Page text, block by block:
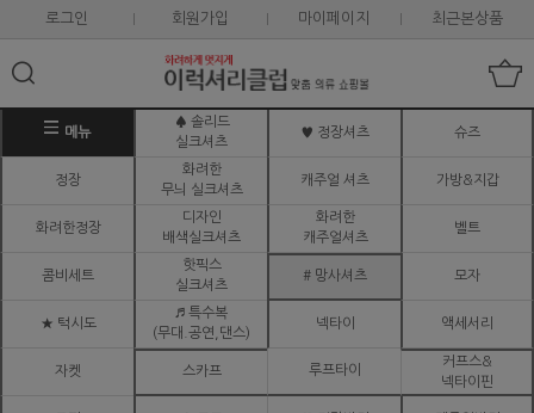
로그인 회원가입 마이페이지 최근본상품
메뉴
♠ 솔리드
실크셔츠
♥ 정장셔츠 슈즈
정장
화려한
무늬 실크셔츠
캐주얼 셔츠 가방&지갑
화려한정장
디자인
배색실크셔츠
화려한
캐주얼셔츠
벨트
콤비세트
핫픽스
실크셔츠
# 망사셔츠 모자
★ 턱시도
♬ 특수복
(무대.공연,댄스)
넥타이 액세서리
자켓 스카프 루프타이
커프스&
넥타이핀